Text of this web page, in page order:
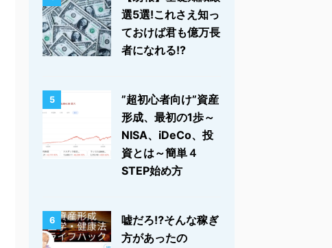
選5選!これさえ知っ
ておけば君も億万長
者になれる!?
5
”超初心者向け”資産
形成、最初の1歩～
NISA、iDeCo、投
資とは～簡単４
STEP始め方
6
嘘だろ⁉そんな稼ぎ
方があったの